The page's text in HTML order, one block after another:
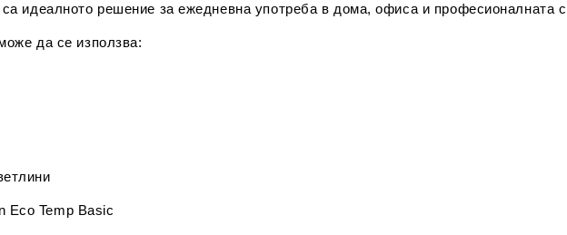
идеалното решение за ежедневна употреба в дома, офиса и професионалната
да се използва:
Eco Temp Basic